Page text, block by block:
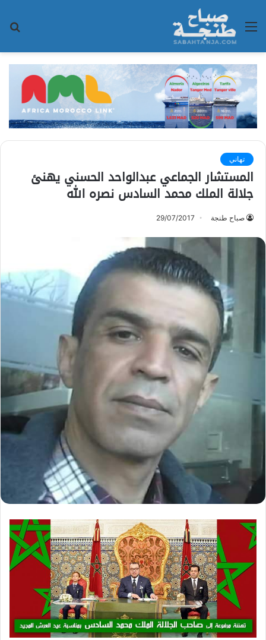
القائمة
تهاني
المستشار الجماعي عبدالواحد الحسني يهنئ
جلالة الملك محمد السادس نصره الله
صباح طنجة 29/07/2017